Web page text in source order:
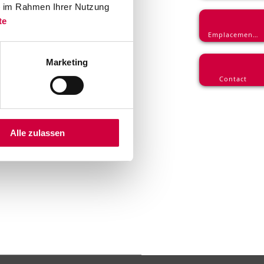
Rahmen Ihrer Nutzung
Marketing
Alle zulassen
Emplacements
Contact